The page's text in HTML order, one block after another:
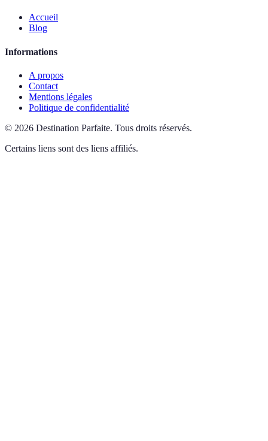
Accueil
Blog
Informations
A propos
Contact
Mentions légales
Politique de confidentialité
© 2026 Destination Parfaite. Tous droits réservés.
Certains liens sont des liens affiliés.